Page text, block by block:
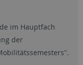
im Hauptfach
der